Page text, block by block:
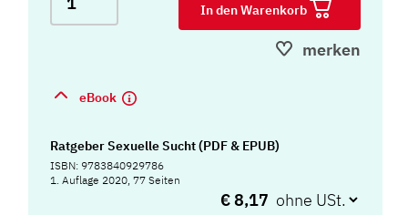
In den Warenkorb
merken
eBook
Ratgeber Sexuelle Sucht (PDF & EPUB)
ISBN: 9783840929786
1. Auflage 2020, 77 Seiten
€ 8,17